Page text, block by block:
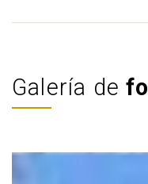
Galería de